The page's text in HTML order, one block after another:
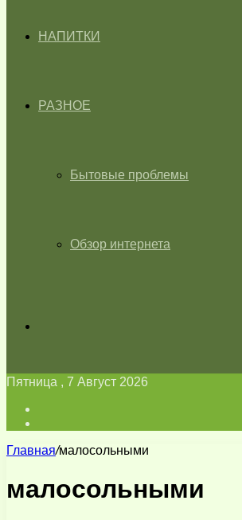
НАПИТКИ
РАЗНОЕ
Бытовые проблемы
Обзор интернета
Пятница , 7 Август 2026
Главная/малосольными
малосольными